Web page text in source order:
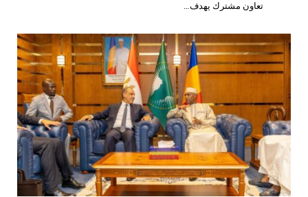
تعاون مشترك يهدف…